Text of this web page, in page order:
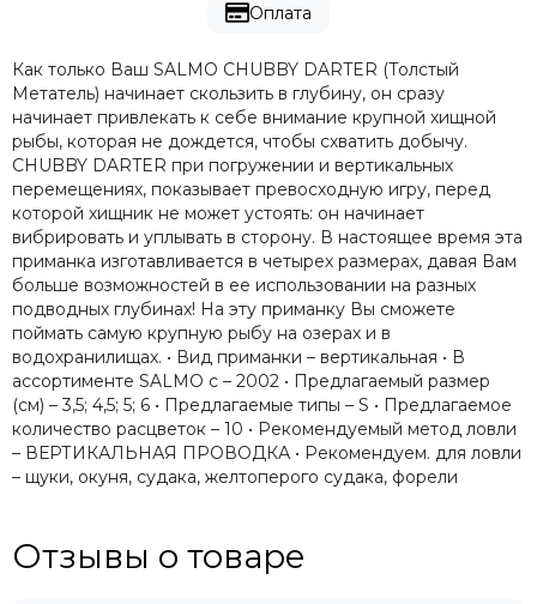
Оплата
Как только Ваш SALMO CHUBBY DARTER (Толстый
Метатель) начинает скользить в глубину, он сразу
начинает привлекать к себе внимание крупной хищной
рыбы, которая не дождется, чтобы схватить добычу.
CHUBBY DARTER при погружении и вертикальных
перемещениях, показывает превосходную игру, перед
которой хищник не может устоять: он начинает
вибрировать и уплывать в сторону. В настоящее время эта
приманка изготавливается в четырех размерах, давая Вам
больше возможностей в ее использовании на разных
подводных глубинах! На эту приманку Вы сможете
поймать самую крупную рыбу на озерах и в
водохранилищах. • Вид приманки – вертикальная • В
ассортименте SALMO c – 2002 • Предлагаемый размер
(см) – 3,5; 4,5; 5; 6 • Предлагаемые типы – S • Предлагаемое
количество расцветок – 10 • Рекомендуемый метод ловли
– ВЕРТИКАЛЬНАЯ ПРОВОДКА • Рекомендуем. для ловли
– щуки, окуня, судака, желтоперого судака, форели
Отзывы о товаре